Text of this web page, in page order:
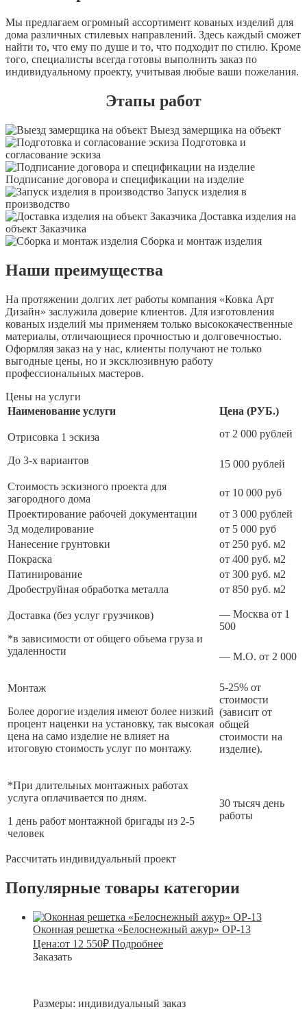
Мы предлагаем огромный ассортимент кованых изделий для
дома различных стилевых направлений. Здесь каждый сможет
найти то, что ему по душе и то, что подходит по стилю. Кроме
того, специалисты всегда готовы выполнить заказ по
индивидуальному проекту, учитывая любые ваши пожелания.
Этапы работ
Выезд замерщика на объект
Подготовка и
согласование эскиза
Подписание договора и спецификации на изделие
Запуск изделия в
производство
Доставка изделия на
объект Заказчика
Сборка и монтаж изделия
Наши преимущества
На протяжении долгих лет работы компания «Ковка Арт
Дизайн» заслужила доверие клиентов. Для изготовления
кованых изделий мы применяем только высококачественные
материалы, отличающиеся прочностью и долговечностью.
Оформляя заказ на у нас, клиенты получают не только
выгодные цены, но и эксклюзивную работу
профессиональных мастеров.
Цены на услуги
Наименование услуги
Цена (РУБ.)
Отрисовка 1 эскиза
До 3-х вариантов
от 2 000 рублей
15 000 рублей
Стоимость эскизного проекта для
загородного дома
от 10 000 руб
Проектирование рабочей документации
от 3 000 рублей
3д моделирование
от 5 000 руб
Нанесение грунтовки
от 250 руб. м2
Покраска
от 400 руб. м2
Патинирование
от 300 руб. м2
Дробеструйная обработка металла
от 850 руб. м2
Доставка (без услуг грузчиков)
*в зависимости от общего объема груза и
удаленности
— Москва от 1
500
— М.О. от 2 000
Монтаж
Более дорогие изделия имеют более низкий
процент наценки на установку, так высокая
цена на само изделие не влияет на
итоговую стоимость услуг по монтажу.
5-25% от
стоимости
(зависит от
общей
стоимости на
изделие).
*При длительных монтажных работах
услуга оплачивается по дням.
1 день работ монтажной бригады из 2-5
человек
30 тысяч день
работы
Рассчитать индивидуальный проект
Популярные товары категории
Оконная решетка «Белоснежный ажур» ОР-13
Цена:от 12 550₽ Подробнее
Заказать
Размеры: индивидуальный заказ